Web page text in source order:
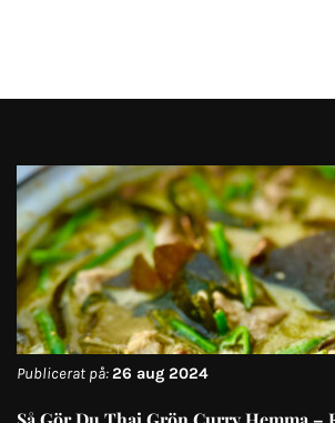
Publicerat på:26 aug 2024